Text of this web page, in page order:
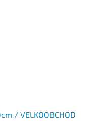
/ VELKOOBCHOD